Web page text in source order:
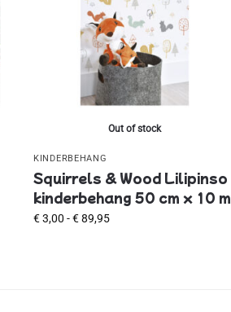
Out of stock
KINDERBEHANG
Squirrels & Wood Lilipinso
kinderbehang 50 cm x 10 m
€3,00 -€89,95